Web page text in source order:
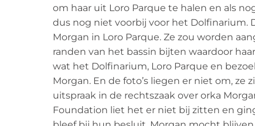
om haar uit Loro Parque te halen en als
dus nog niet voorbij voor het Dolfinarium.
Morgan in Loro Parque. Ze zou worden
randen van het bassin bijten waardoor
wat het Dolfinarium, Loro Parque en
Morgan. En de foto’s liegen er niet om,
uitspraak in de rechtszaak over orka
Foundation liet het er niet bij zitten en